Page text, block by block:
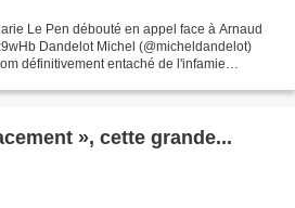
Le Pen débouté en appel face à Arnaud
Dandelot Michel (@micheldandelot)
définitivement entaché de l'infamie
», cette grande...